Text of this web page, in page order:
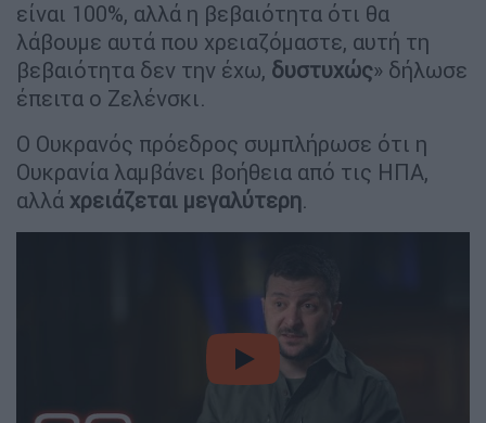
είναι 100%, αλλά η βεβαιότητα ότι θα
λάβουμε αυτά που χρειαζόμαστε, αυτή τη
βεβαιότητα δεν την έχω, δυστυχώς» δήλωσε
έπειτα ο Ζελένσκι.
Ο Ουκρανός πρόεδρος συμπλήρωσε ότι η
Ουκρανία λαμβάνει βοήθεια από τις ΗΠΑ,
αλλά χρειάζεται μεγαλύτερη.
video